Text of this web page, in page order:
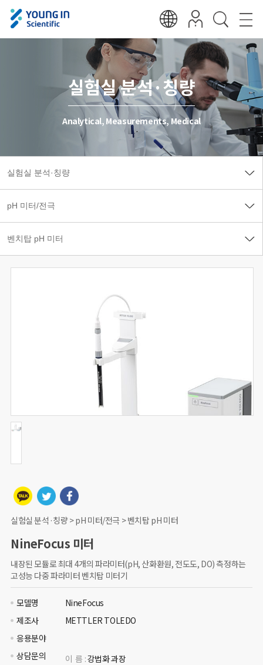
실험실 분석·칭량
Analytical, Measurements, Medical
실험실 분석·칭량 > pH 미터/전극 > 벤치탑 pH 미터
NineFocus 미터
내장된 모듈로 최대 4개의 파라미터(pH, 산화환원, 전도도, DO) 측정하는
고성능 다중 파라미터 벤치탑 미터기
모델명
NineFocus
제조사
METTLER TOLEDO
응용분야
상담문의
이 름 :강법화 과장